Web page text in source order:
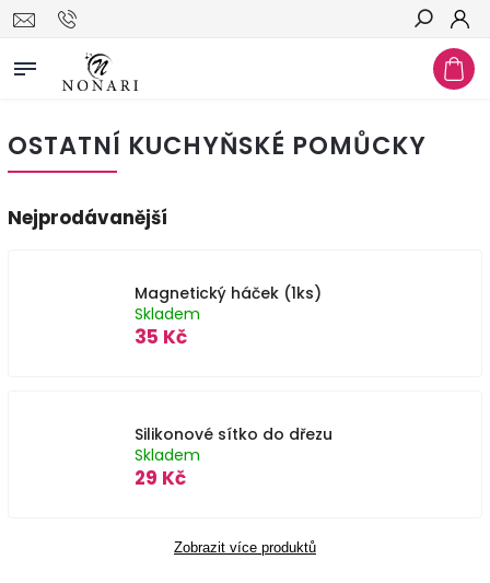
Hledat
OSTATNÍ KUCHYŇSKÉ POMŮCKY
Nejprodávanější
Magnetický háček (1ks)
Skladem
35 Kč
Silikonové sítko do dřezu
Skladem
29 Kč
Zobrazit více produktů